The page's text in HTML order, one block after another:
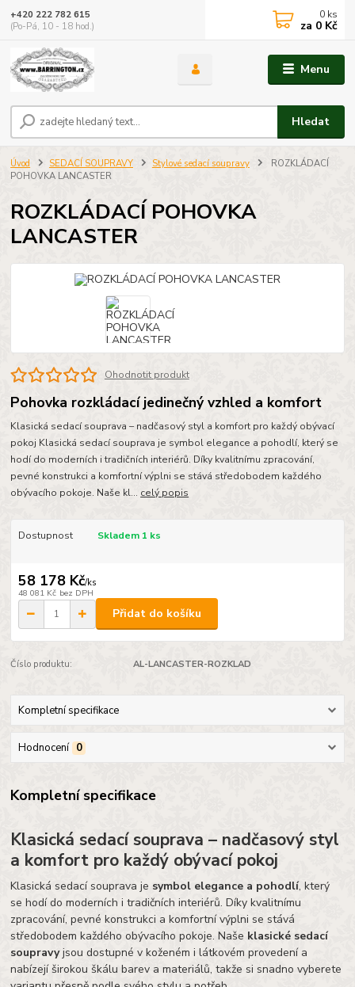
Menu
Hledat
+420 222 782 615
(Po-Pá, 10 - 18 hod.)
0 ks
za 0 Kč
Úvod SEDACÍ SOUPRAVY Stylové sedací soupravy
ROZKLÁDACÍ
POHOVKA LANCASTER
ROZKLÁDACÍ POHOVKA
LANCASTER
Ohodnotit produkt
Pohovka rozkládací jedinečný vzhled a komfort
Klasická sedací souprava – nadčasový styl a komfort pro každý obývací
pokoj Klasická sedací souprava je symbol elegance a pohodlí, který se
hodí do moderních i tradičních interiérů. Díky kvalitnímu zpracování,
pevné konstrukci a komfortní výplni se stává středobodem každého
obývacího pokoje. Naše kl... celý popis
Dostupnost Skladem 1 ks
58 178 Kč/ks
48 081 Kč bez DPH
Přidat do košíku
Číslo produktu: AL-LANCASTER-ROZKLAD
Kompletní specifikace
Hodnocení 0
Kompletní specifikace
Klasická sedací souprava – nadčasový styl
a komfort pro každý obývací pokoj
Klasická sedací souprava je symbol elegance a pohodlí, který
se hodí do moderních i tradičních interiérů. Díky kvalitnímu
zpracování, pevné konstrukci a komfortní výplni se stává
středobodem každého obývacího pokoje. Naše klasické sedací
soupravyjsou dostupné v koženém i látkovém provedení a
nabízejí širokou škálu barev a materiálů, takže si snadno vyberete